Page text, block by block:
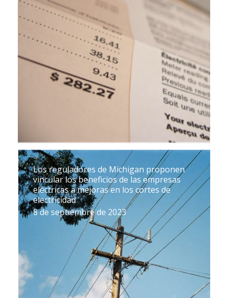
Los reguladores de Michigan proponen
vincular los beneficios de las empresas
eléctricas a mejoras en los cortes de
electricidad
8 de septiembre de 2023